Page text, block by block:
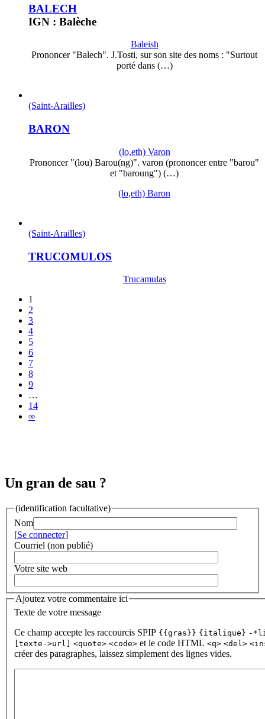
BALECH
IGN : Balèche
Baleish
Prononcer "Balech". J.Tosti, sur son site des noms : "Surtout
porté dans (…)
(Saint-Arailles)
BARON
(lo,eth) Varon
Prononcer "(lou) Barou(ng)". varon (prononcer entre "barou"
et "baroung") (…)
(lo,eth) Baron
(Saint-Arailles)
TRUCOMULOS
Trucamulas
1
2
3
4
5
6
7
8
9
…
14
∞
Un gran de sau ?
(identification facultative)
Nom
[Se connecter]
Courriel (non publié)
Votre site web
Ajoutez votre commentaire ici
Texte de votre message
Ce champ accepte les raccourcis SPIP {{gras}} {italique} -
[texte->url]
<quote> <code> et le code HTML <q> <del>
créer des paragraphes, laissez simplement des lignes vides.